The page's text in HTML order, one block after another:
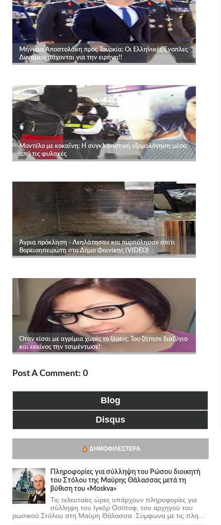
Post A Comment: 0
Blog
Disqus
ΔΗΜΟΦΙΛΈΣΤΕΡΑ
Πληροφορίες για σύλληψη του Ρώσου διοικητή
του Στόλου της Mαύρης Θάλασσας μετά τη
βύθιση του «Moskva»
Τις τελευταίες ώρες υπάρχουν πληροφορίες για
σύλληψη του Ιγκόρ Οσίποφ, του αρχηγού του
ρωσικού Στόλου στη Μαύρη Θάλασσα. Σύμφωνα με τις πλη...